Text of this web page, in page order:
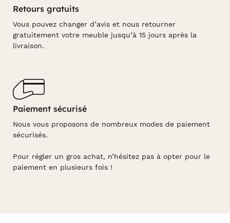
Retours gratuits
Vous pouvez changer d’avis et nous retourner
gratuitement votre meuble jusqu’à 15 jours après la
livraison.
Paiement sécurisé
Nous vous proposons de nombreux modes de paiement
sécurisés.
Pour régler un gros achat, n’hésitez pas à opter pour le
paiement en plusieurs fois !